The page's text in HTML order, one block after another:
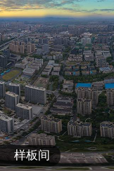
样板间